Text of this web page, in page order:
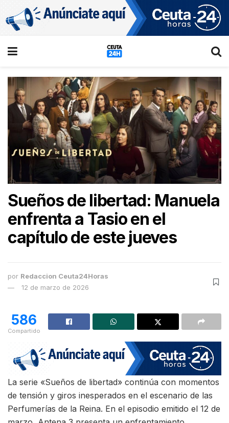
Sueños de libertad: Manuela
enfrenta a Tasio en el
capítulo de este jueves
por Redaccion Ceuta24Horas
12 de marzo de 2026
586
Compartido
La serie «Sueños de libertad» continúa con momentos
de tensión y giros inesperados en el escenario de las
Perfumerías de la Reina. En el episodio emitido el 12 de